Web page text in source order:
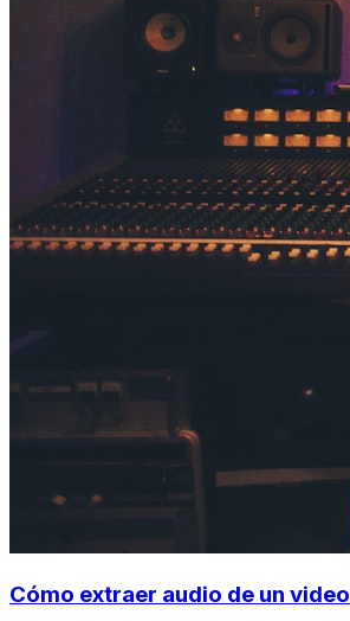
Cómo extraer audio de un video